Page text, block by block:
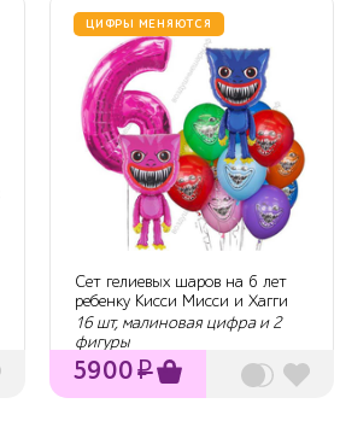
ЦИФРЫ МЕНЯЮТСЯ
Сет гелиевых шаров на 6 лет
ребенку Кисси Мисси и Хагги
Вагги
16 шт, малиновая цифра и 2
фигуры
5900₽